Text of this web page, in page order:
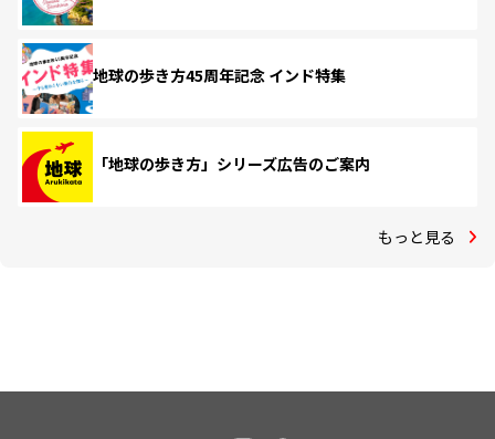
地球の歩き方45周年記念 インド特集
「地球の歩き方」シリーズ広告のご案内
もっと見る